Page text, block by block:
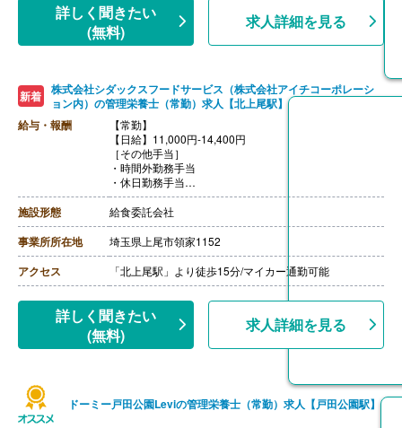
詳しく聞きたい
(無料)
求人詳細を見る
新着
株式会社シダックスフードサービス（株式会社アイチコーポレーシ
ョン内）の管理栄養士（常勤）求人【北上尾駅】
給与・報酬
【常勤】
【日給】11,000円-14,400円
［その他手当］
・時間外勤務手当
・休日勤務手当
・深夜勤務手当（22:00-翌05:00）
【通勤手当】あり（上限なし）※片道2km以上
施設形態 給食委託会社
事業所所在地 埼玉県上尾市領家1152
アクセス 「北上尾駅」より徒歩15分/マイカー通勤可能
詳しく聞きたい
(無料)
求人詳細を見る
ドーミー戸田公園Leviの管理栄養士（常勤）求人【戸田公園駅】